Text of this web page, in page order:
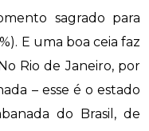
sagrado para
E uma boa ceia faz
Rio de Janeiro, por
– esse é o estado
do Brasil, de